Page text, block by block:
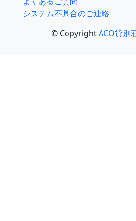
システム不具合のご連絡
© CopyrightACO貸別